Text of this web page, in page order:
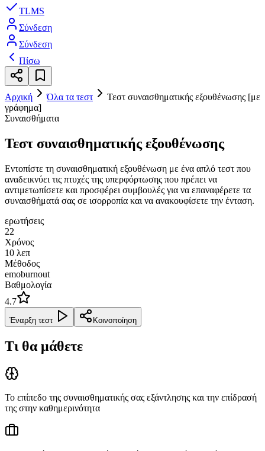
TLMS
Σύνδεση
Σύνδεση
Πίσω
Αρχική Όλα τα τεστ
Τεστ συναισθηματικής εξουθένωσης [με
γράφημα]
Συναισθήματα
Τεστ συναισθηματικής εξουθένωσης
Εντοπίστε τη συναισθηματική εξουθένωση με ένα απλό τεστ που
αναδεικνύει τις πτυχές της υπερφόρτωσης που πρέπει να
αντιμετωπίσετε και προσφέρει συμβουλές για να επαναφέρετε τα
συναισθήματά σας σε ισορροπία και να ανακουφίσετε την ένταση.
ερωτήσεις
22
Χρόνος
10 λεπ
Μέθοδος
emoburnout
Βαθμολογία
4.7
Έναρξη τεστ Κοινοποίηση
Τι θα μάθετε
Το επίπεδο της συναισθηματικής σας εξάντλησης και την επίδρασή
της στην καθημερινότητα